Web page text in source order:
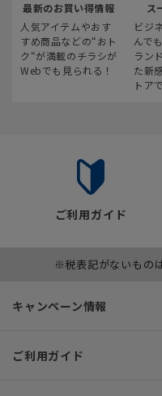
最新のお買い得情報
人気アイテムやおす
すめ商品などの“おト
ク“が満載のチラシが
Webでも見られる！
ス
ビジ
んで
ラン
た新
トア
ご利用ガイド
※税表記がないもの
キャンペーン情報
ご利用ガイド